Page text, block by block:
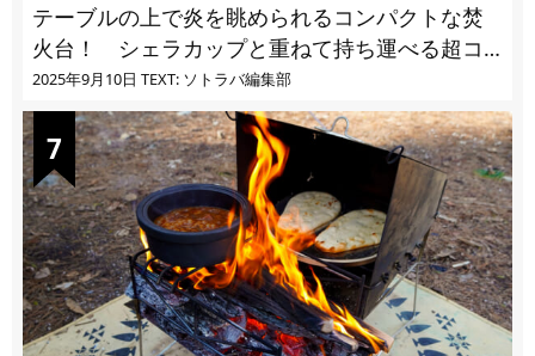
テーブルの上で炎を眺められるコンパクトな焚
火台！ シェラカップと重ねて持ち運べる超コ
ンパクト収納
2025年9月10日 TEXT: ソトラバ編集部